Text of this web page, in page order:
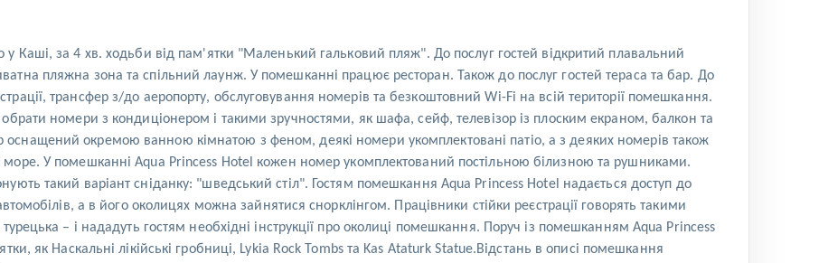
Каші, за 4 хв. ходьби від пам'ятки "Маленький гальковий пляж". До послуг гостей відкритий плавальний
пляжна зона та спільний лаунж. У помешканні працює ресторан. Також до послуг гостей тераса та бар. До
трансфер з/до аеропорту, обслуговування номерів та безкоштовний Wi-Fi на всій території помешкання.
номери з кондиціонером і такими зручностями, як шафа, сейф, телевізор із плоским екраном, балкон та
окремою ванною кімнатою з феном, деякі номери укомплектовані патіо, а з деяких номерів також
море. У помешканні Aqua Princess Hotel кожен номер укомплектований постільною білизною та рушниками.
такий варіант сніданку: "шведський стіл". Гостям помешкання Aqua Princess Hotel надається доступ до
а в його околицях можна зайнятися снорклінгом. Працівники стійки реєстрації говорять такими
– і нададуть гостям необхідні інструкції про околиці помешкання. Поруч із помешканням Aqua Princess
як Наскальні лікійські гробниці, Lykia Rock Tombs та Kas Ataturk Statue.Відстань в описі помешкання